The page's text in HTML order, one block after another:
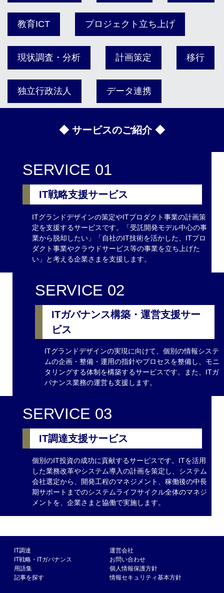
教育ICT プロジェクト立ち上げ
現状調査・分析 計画策定 移行
独立行政法人 データ連携
◆ サービスのご紹介 ◆
SERVICE 01
IT戦略支援サービス
ITグランドデザインの策定やITプロダクト事業の計画策
定を支援するサービスです。「受託開発モデル中心の事
業から脱却したい」「自社のIT技術を活かした、ITプロ
ダクト事業やクラウドサービス等の事業を立ち上げた
い」と考える企業さまを支援します。
SERVICE 02
ITガバナンス構築・運営支援サー
ビス
ITグランドデザインの実現に向けて、個別の情報システ
ムの企画・整備・運用の指針やプロセスを整備し、モニ
タリングする体制を構築するサービスです。また、ITガ
バナンス業務の運営も支援します。
SERVICE 03
IT調達支援サービス
個別のIT投資の成功に貢献するサービスです。ITを活用
した業務改革やシステム導入の計画を策定し、システム
会社選定から、開発工程のマネジメント、稼働後の中長
期サポートまでのシステムライフサイクル全体のマネジ
メントを、企業さまと協働で実施します。
IT調達
IT戦略・ITガバナンス
用語集
記事を探す
運営会社
お問い合わせ
個人情報保護方針
情報セキュリティ基本方針